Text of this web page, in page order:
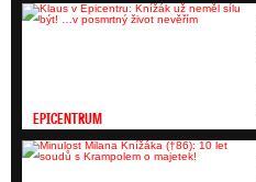
EPICENTRUM